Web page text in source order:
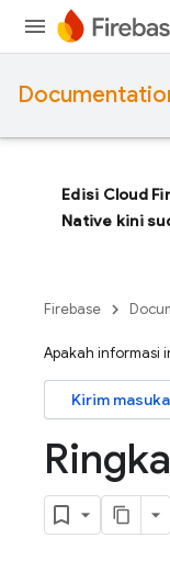
Edisi Cloud
Native kini
Firebase
Apakah informasi
Kirim